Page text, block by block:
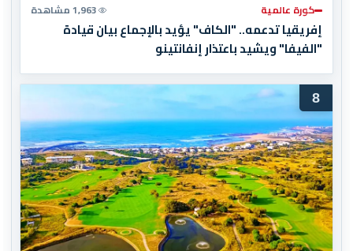
كورة عالمية 1,963 مشاهدة
إفريقيا تدعمه.. "الكاف" يؤيد بالإجماع بيان قيادة
"الفيفا" ويشيد باعتذار إنفانتينو
8